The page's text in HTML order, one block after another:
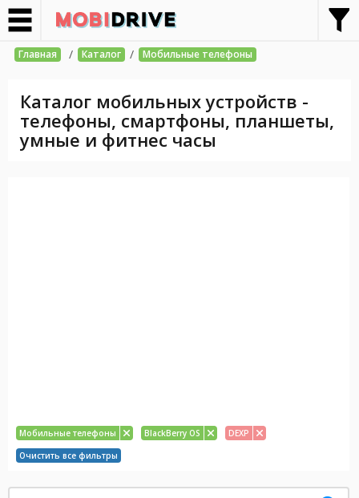
Главная / Каталог / Мобильные телефоны
Каталог мобильных устройств -
телефоны, смартфоны, планшеты,
умные и фитнес часы
Мобильные телефоны BlackBerry OS
DEXP
Очистить все фильтры